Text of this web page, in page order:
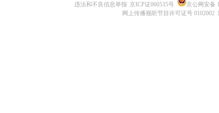
违法和不良信息举报 京ICP证060535号
京公网安备
网上传播视听节目许可证号 0102002